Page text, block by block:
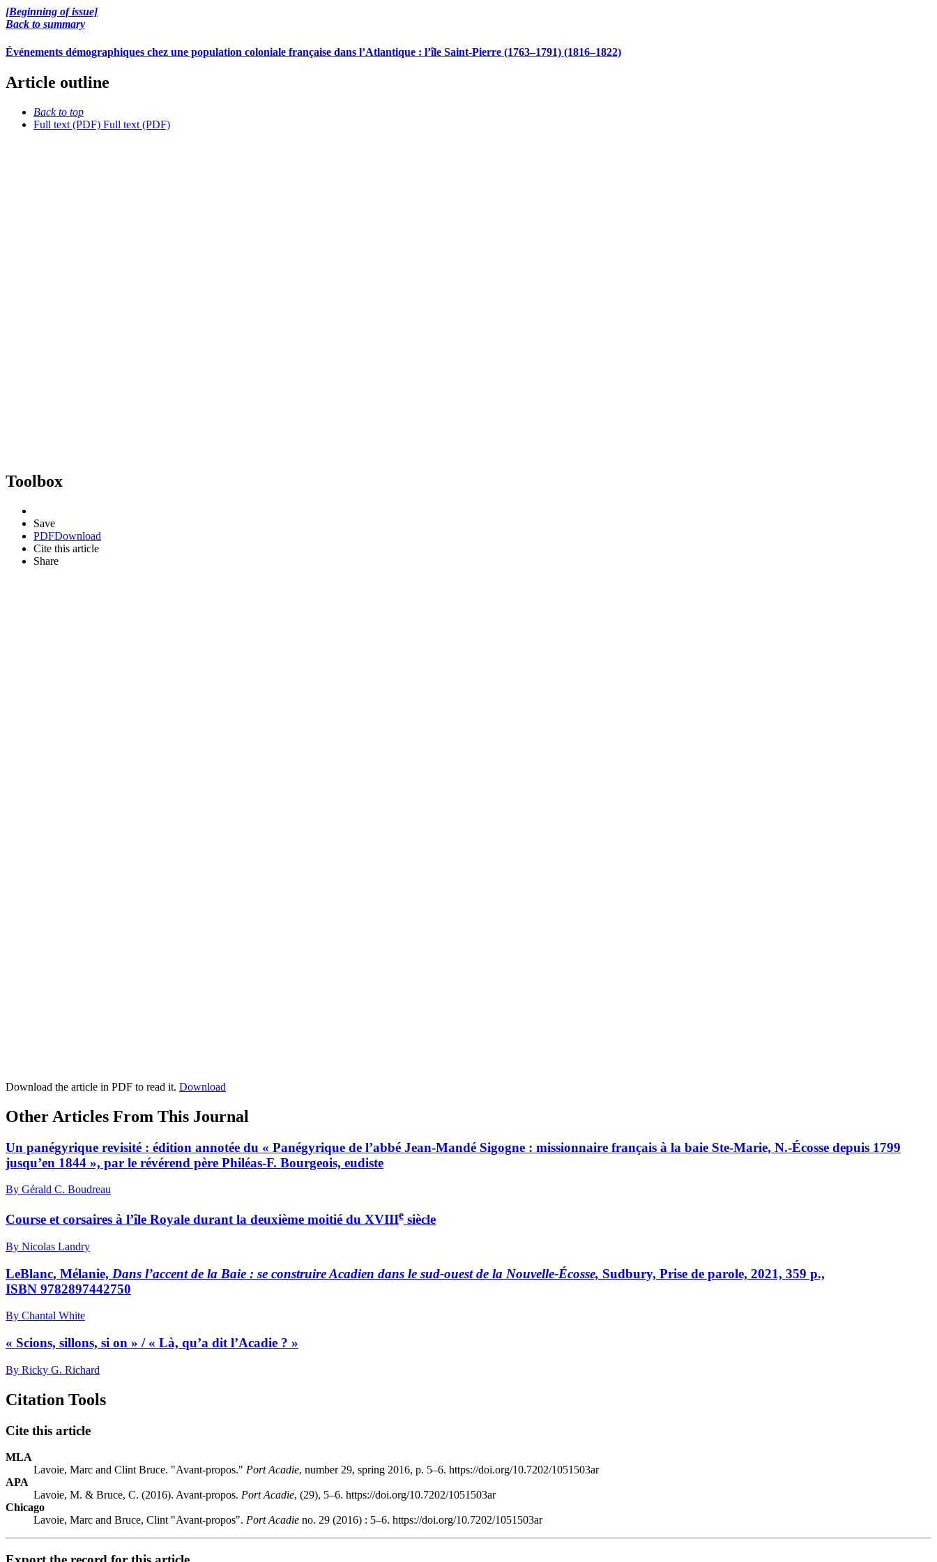
[Beginning of issue]
Back to summary
Événements démographiques chez une population coloniale française dans l’Atlantique : l’île Saint-Pierre (1763–1791) (1816–1822)
Article outline
Back to top
Full text (PDF) Full text (PDF)
Toolbox
Save
PDFDownload
Cite this article
Share
Download the article in PDF to read it. Download
Other Articles From This Journal
Un panégyrique revisité : édition annotée du « Panégyrique de l’abbé Jean-Mandé Sigogne : missionnaire français à la baie Ste-Marie, N.-Écosse depuis 1799
jusqu’en 1844 », par le révérend père Philéas-F. Bourgeois, eudiste
By Gérald C. Boudreau
Course et corsaires à l’île Royale durant la deuxième moitié du XVIIIe siècle
By Nicolas Landry
LeBlanc, Mélanie, Dans l’accent de la Baie : se construire Acadien dans le sud-ouestde la Nouvelle-Écosse, Sudbury, Prise de parole, 2021, 359 p.,
ISBN 9782897442750
By Chantal White
« Scions, sillons, si on » / « Là, qu’a dit l’Acadie ? »
By Ricky G. Richard
Citation Tools
Cite this article
MLA
Lavoie, Marc and Clint Bruce. "Avant-propos." Port Acadie, number 29, spring 2016, p. 5–6. https://doi.org/10.7202/1051503ar
APA
Lavoie, M. & Bruce, C. (2016). Avant-propos. Port Acadie, (29), 5–6. https://doi.org/10.7202/1051503ar
Chicago
Lavoie, Marc and Bruce, Clint "Avant-propos". Port Acadie no. 29 (2016) : 5–6. https://doi.org/10.7202/1051503ar